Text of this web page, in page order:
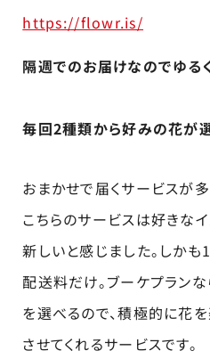
https://flowr.is/
隔週でのお届けなのでゆる
毎回2種類から好みの花が
おまかせで届くサービスが
こちらのサービスは好きな
新しいと感じました。しか
配送料だけ。ブーケプラン
を選べるので、積極的に花
させてくれるサービスです。